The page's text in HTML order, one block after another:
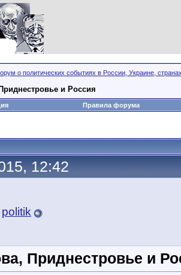
о политических событиях в России, Украине,
и Россия
Правила форума
12:42
politik
Приднестровье и